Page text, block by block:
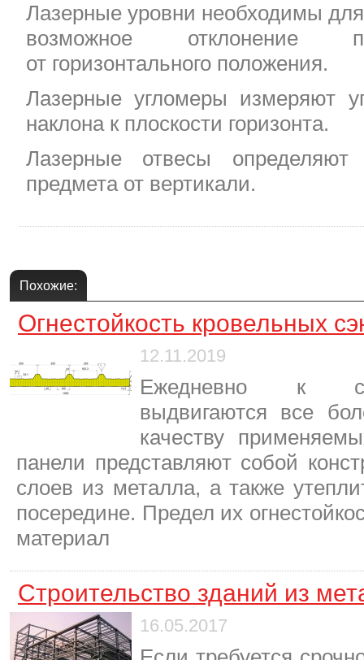
Лазерные уровни необходимы
возможное отклонение
от горизонтального положения.
Лазерные угломеры измеряют
наклона к плоскости горизонта.
Лазерные отвесы определяют
предмета от вертикали.
Похожие:
Огнестойкость кровельных
12.11.2019
Ежедневно к
выдвигаются все
качеству
панели представляют собой
слоев из металла, а также
посередине. Предел их
материал
Строительство зданий из
16.05.2017